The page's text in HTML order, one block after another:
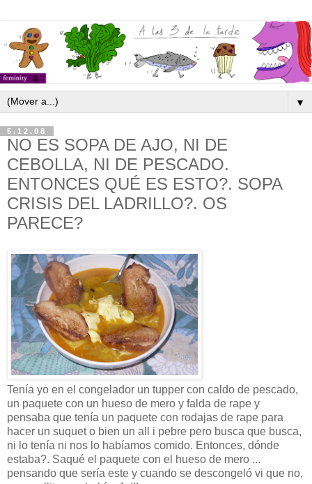
▼
5.12.08
NO ES SOPA DE AJO, NI DE
CEBOLLA, NI DE PESCADO.
ENTONCES QUÉ ES ESTO?. SOPA
CRISIS DEL LADRILLO?. OS
PARECE?
Tenía yo en el congelador un tupper con caldo de pescado,
un paquete con un hueso de mero y falda de rape y
pensaba que tenía un paquete con rodajas de rape para
hacer un suquet o bien un all i pebre pero busca que busca,
ni lo tenía ni nos lo habíamos comido. Entonces, dónde
estaba?. Saqué el paquete con el hueso de mero ...
pensando que sería este y cuando se descongeló vi que no,